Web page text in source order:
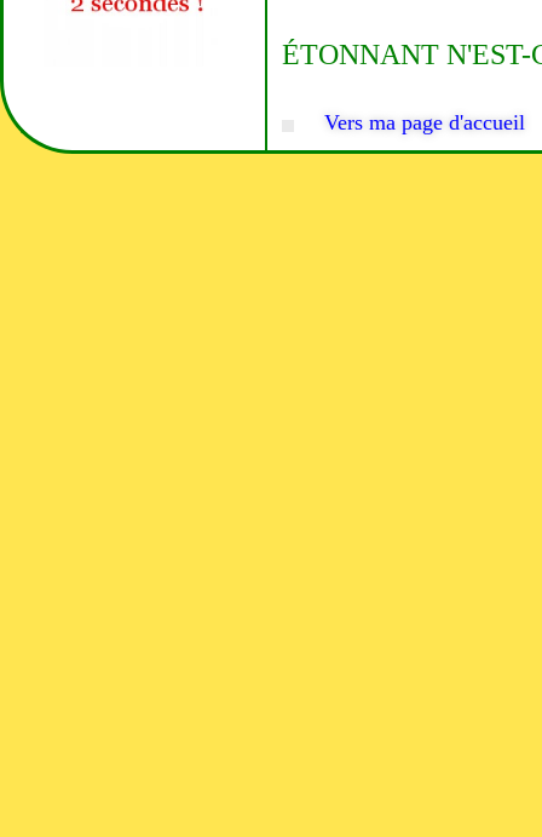
ÉTONNANT N'EST-
Vers ma page d'accueil